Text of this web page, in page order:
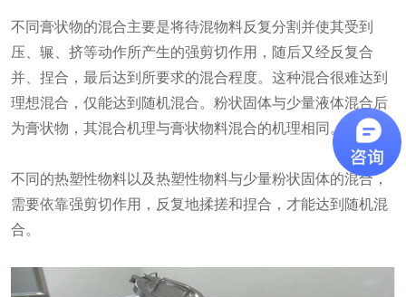
不同膏状物的混合主要是将待混物料反复分割并使其受到
压、辗、挤等动作所产生的强剪切作用，随后又经反复合
并、捏合，最后达到所要求的混合程度。这种混合很难达到
理想混合，仅能达到随机混合。粉状固体与少量液体混合后
为膏状物，其混合机理与膏状物料混合的机理相同。
不同的热塑性物料以及热塑性物料与少量粉状固体的混合，
需要依靠强剪切作用，反复地揉搓和捏合，才能达到随机混
合。